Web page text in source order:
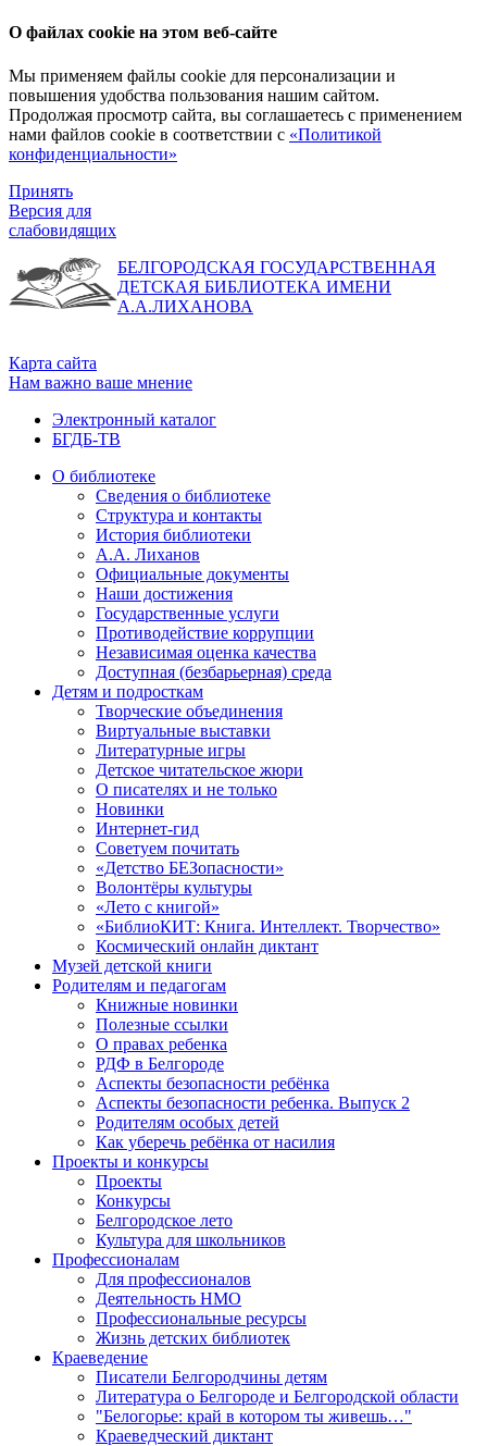
О файлах cookie на этом веб-сайте
Мы применяем файлы cookie для персонализации и
повышения удобства пользования нашим сайтом.
Продолжая просмотр сайта, вы соглашаетесь с применением
нами файлов cookie в соответствии с «Политикой
конфиденциальности»
Принять
Версия для
слабовидящих
БЕЛГОРОДСКАЯ ГОСУДАРСТВЕННАЯ
ДЕТСКАЯ БИБЛИОТЕКА ИМЕНИ
А.А.ЛИХАНОВА
Карта сайта
Нам важно ваше мнение
Электронный каталог
БГДБ-ТВ
О библиотеке
Сведения о библиотеке
Структура и контакты
История библиотеки
А.А. Лиханов
Официальные документы
Наши достижения
Государственные услуги
Противодействие коррупции
Независимая оценка качества
Доступная (безбарьерная) среда
Детям и подросткам
Творческие объединения
Виртуальные выставки
Литературные игры
Детское читательское жюри
О писателях и не только
Новинки
Интернет-гид
Советуем почитать
«Детство БЕЗопасности»
Волонтёры культуры
«Лето с книгой»
«БиблиоКИТ: Книга. Интеллект. Творчество»
Космический онлайн диктант
Музей детской книги
Родителям и педагогам
Книжные новинки
Полезные ссылки
О правах ребенка
РДФ в Белгороде
Аспекты безопасности ребёнка
Аспекты безопасности ребенка. Выпуск 2
Родителям особых детей
Как уберечь ребёнка от насилия
Проекты и конкурсы
Проекты
Конкурсы
Белгородское лето
Культура для школьников
Профессионалам
Для профессионалов
Деятельность НМО
Профессиональные ресурсы
Жизнь детских библиотек
Краеведение
Писатели Белгородчины детям
Литература о Белгороде и Белгородской области
"Белогорье: край в котором ты живешь…"
Краеведческий диктант